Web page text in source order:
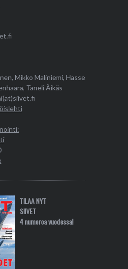
Mikko Maliniemi, Hasse
Taneli Äikäs
TILAA NYT
SIIVET
4 numeroa vuodessa!